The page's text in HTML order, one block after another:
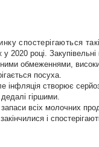
спостерігаються такі
2020 році.
обмеженнями,
посуха.
інфляція створює
гіршими.
всіх молочних
і